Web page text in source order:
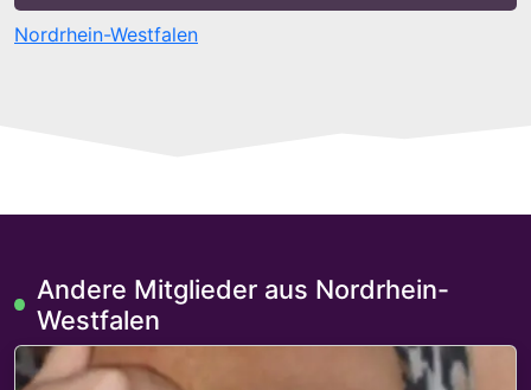
Nordrhein-Westfalen
Andere Mitglieder aus Nordrhein-
Westfalen